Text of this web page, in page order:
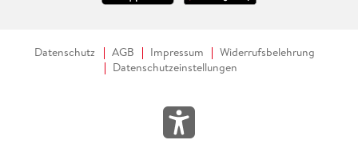
Datenschutz AGB Impressum
Widerrufsbelehrung
Datenschutzeinstellungen